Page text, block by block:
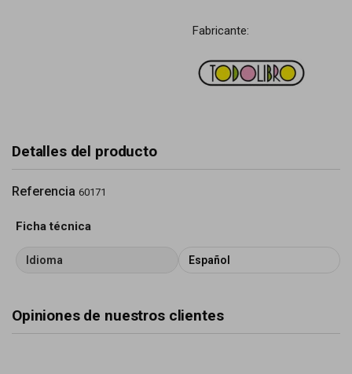
Fabricante:
Detalles del producto
Referencia 60171
Ficha técnica
Idioma Español
Opiniones de nuestros clientes